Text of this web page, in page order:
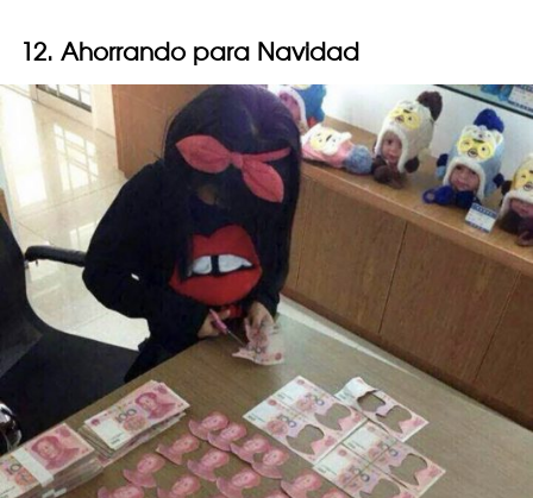
12. Ahorrando para Navidad